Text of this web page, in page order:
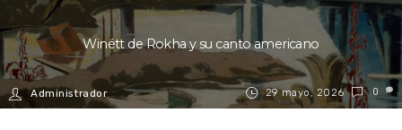
29 mayo, 2026
Winétt de Rokha y su canto americano
Administrador 0